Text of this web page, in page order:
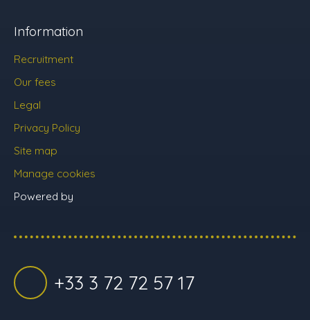
Information
Recruitment
Our fees
Legal
Privacy Policy
Site map
Manage cookies
Powered by
+33 3 72 72 57 17